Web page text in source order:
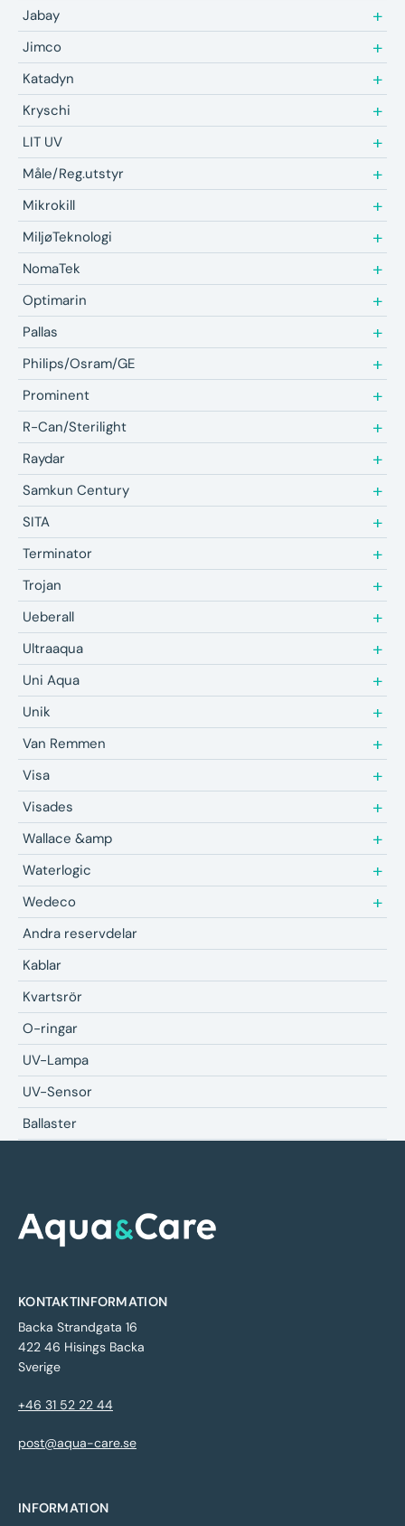
Andra reservdelar
Kablar
Kvartsrör
O-ringar
UV-Lampa
UV-Sensor
Ballaster
Jabay
Jimco
Katadyn
Kryschi
LIT UV
Måle/Reg.utstyr
Mikrokill
MiljøTeknologi
NomaTek
Optimarin
Pallas
Philips/Osram/GE
Prominent
R-Can/Sterilight
Raydar
Samkun Century
SITA
Terminator
Trojan
Ueberall
Ultraaqua
Uni Aqua
Unik
Van Remmen
Visa
Visades
Wallace &amp
Waterlogic
Wedeco
KONTAKTINFORMATION
Backa Strandgata 16
422 46 Hisings Backa
Sverige
+46 31 52 22 44
post@aqua-care.se
INFORMATION